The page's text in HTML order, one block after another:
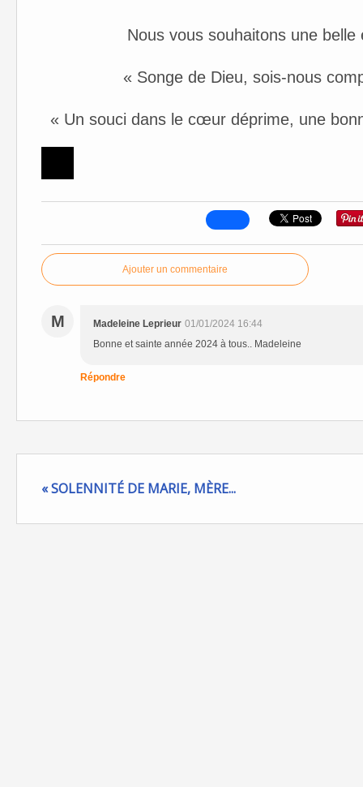
Nous vous souhaitons une
« Songe de Dieu, sois-nous
« Un souci dans le cœur déprime, une
Ajouter un commentaire
M Madeleine Leprieur 01/01/2024 16:44
Bonne et sainte année 2024 à tous.. Madeleine
Répondre
« SOLENNITÉ DE MARIE, MÈRE...